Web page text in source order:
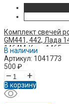
Комплект свечей
GM441, 442, Лада
1464М, Кинг 1465
В наличии
Артикул: 1041773
500 ₽
– +
В корзину